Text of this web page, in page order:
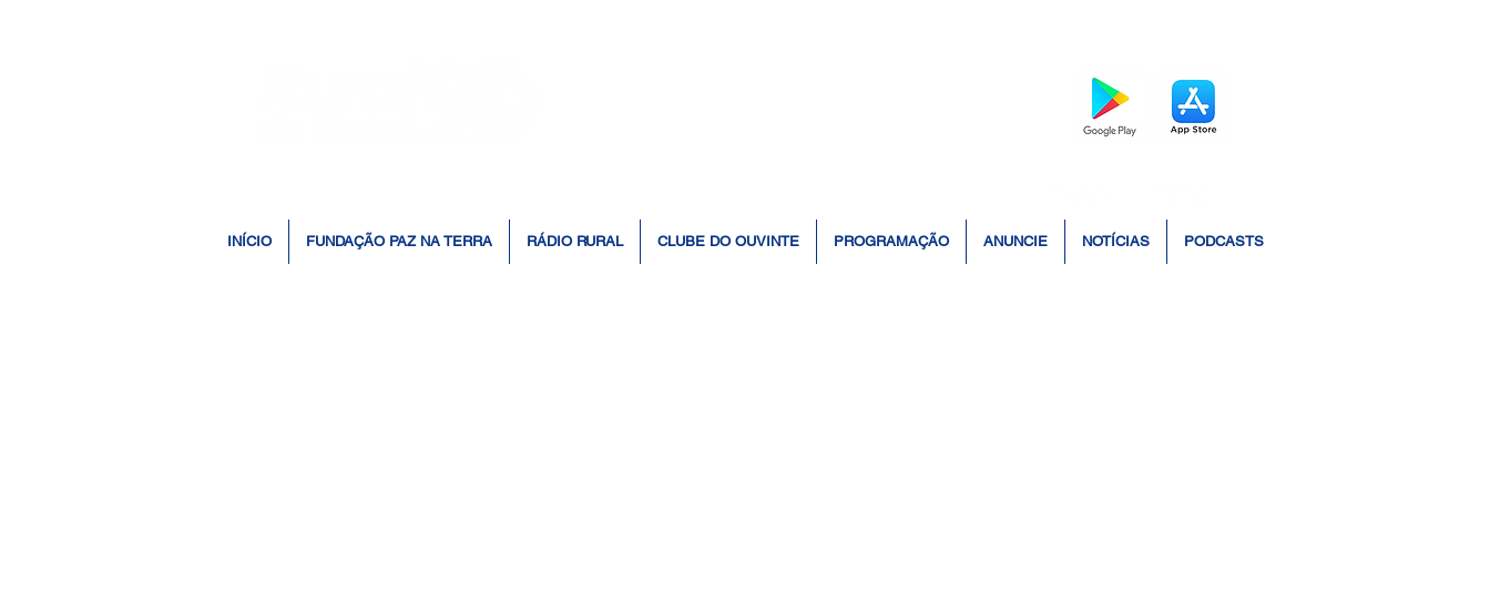
INÍCIO FUNDAÇÃO PAZ NA TERRA RÁDIO RURAL CLUBE DO OUVINTE PROGRAMAÇÃO ANUNCIE NOTÍCIAS PODCASTS